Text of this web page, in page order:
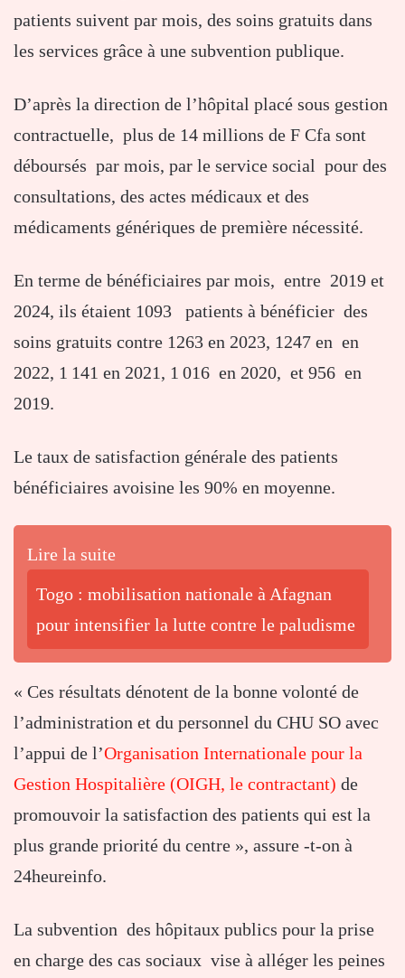
patients suivent par mois, des soins gratuits dans
les services grâce à une subvention publique.
D’après la direction de l’hôpital placé sous gestion
contractuelle, plus de 14 millions de F Cfa sont
déboursés par mois, par le service social pour des
consultations, des actes médicaux et des
médicaments génériques de première nécessité.
En terme de bénéficiaires par mois, entre 2019 et
2024, ils étaient 1093 patients à bénéficier des
soins gratuits contre 1263 en 2023, 1247 en en
2022, 1 141 en 2021, 1 016 en 2020, et 956 en
2019.
Le taux de satisfaction générale des patients
bénéficiaires avoisine les 90% en moyenne.
Lire la suite
Togo : mobilisation nationale à Afagnan
pour intensifier la lutte contre le paludisme
« Ces résultats dénotent de la bonne volonté de
l’administration et du personnel du CHU SO avec
l’appui de l’Organisation Internationale pour la
Gestion Hospitalière (OIGH, le contractant) de
promouvoir la satisfaction des patients qui est la
plus grande priorité du centre », assure -t-on à
24heureinfo.
La subvention des hôpitaux publics pour la prise
en charge des cas sociaux vise à alléger les peines